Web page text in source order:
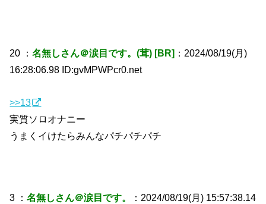
20 ：名無しさん＠涙目です。(茸) [BR] ：2024/08/19(月)
16:28:06.98 ID:gvMPWPcr0.net
>>13
実質ソロオナニー
うまくイけたらみんなパチパチパチ
3 ：名無しさん＠涙目です。
：2024/08/19(月) 15:57:38.14